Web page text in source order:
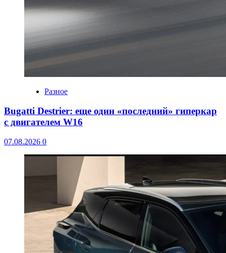
Разное
Bugatti Destrier: еще один «последний» гиперкар
с двигателем W16
07.08.2026 0